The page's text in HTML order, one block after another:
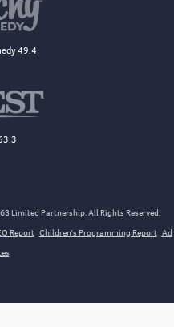
49.4
Limited Partnership. All Rights Reserved.
Report Children's Programming Report Ad